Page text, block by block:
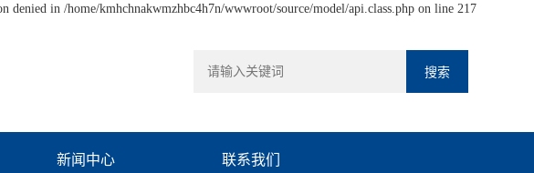
denied in /home/kmhchnakwmzhbc4h7n/wwwroot/source/model/api.class.php on line 217
新闻中心 联系我们